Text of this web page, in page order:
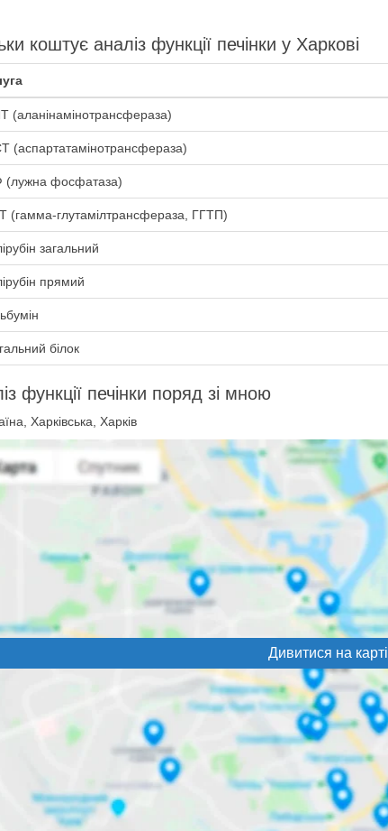
коштує аналіз функції печінки у Харкові
(аланінамінотрансфераза)
(аспартатамінотрансфераза)
(лужна фосфатаза)
(гамма-глутамілтрансфераза, ГГТП)
загальний
прямий
білок
функції печінки поряд зі мною
Харківська, Харків
Дивитися на карті